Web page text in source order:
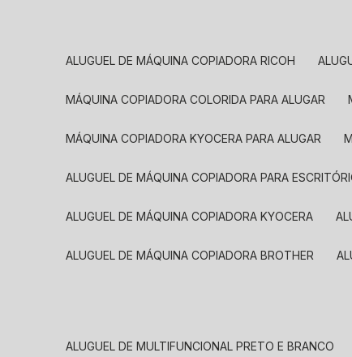
ALUGUEL DE MÁQUINA COPIADORA RICOH
MÁQUINA COPIADORA COLORIDA PARA ALUGAR
MÁQUINA COPIADORA KYOCERA PARA ALUGAR
ALUGUEL DE MÁQUINA COPIADORA PARA
ALUGUEL DE MÁQUINA COPIADORA KYOCERA
ALUGUEL DE MÁQUINA COPIADORA BROTHER
ALUGUEL DE MULTIFUNCIONAL PRETO E BRANCO